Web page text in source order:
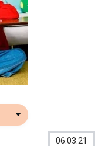
06.03.21